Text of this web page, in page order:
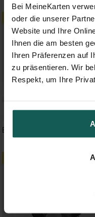
Bei MeineKarten
oder die unserer
Website und Ihre
Ihnen die am besten
Ihren Präferenzen auf
zu präsentieren. Wir
Respekt, um Ihre
Blauer Pinselstrich